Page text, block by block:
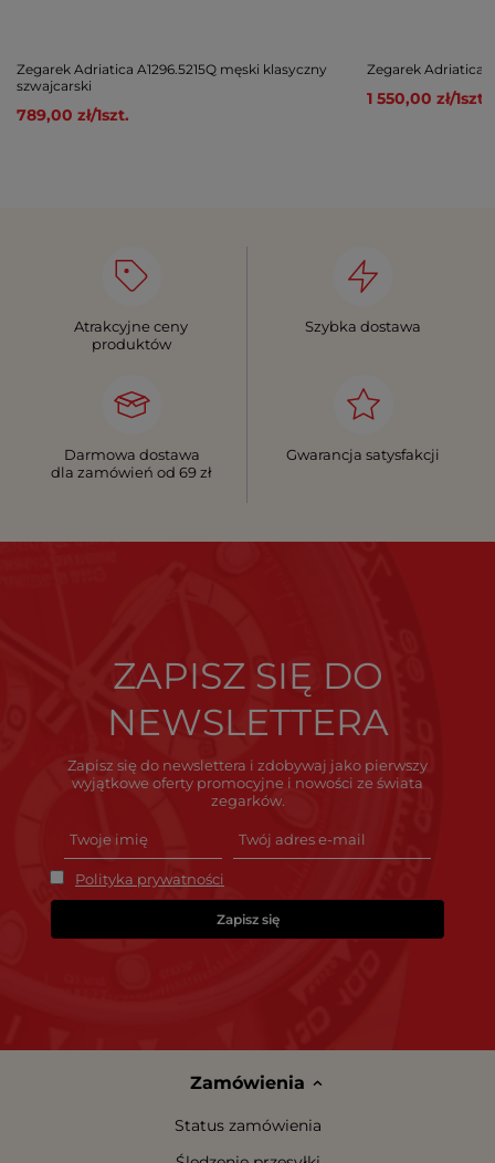
Zegarek Adriatica A1296.5215Q męski klasyczny
szwajcarski
789,00 zł/1szt.
Zegarek Adriatica
1 550,00 zł/1szt.
Atrakcyjne ceny
produktów
Szybka dostawa
Darmowa dostawa
dla zamówień od 69 zł
Gwarancja satysfakcji
ZAPISZ SIĘ DO
NEWSLETTERA
Zapisz się do newslettera i zdobywaj jako pierwszy
wyjątkowe oferty promocyjne i nowości ze świata
zegarków.
Polityka prywatności
Zapisz się
Zamówienia
Status zamówienia